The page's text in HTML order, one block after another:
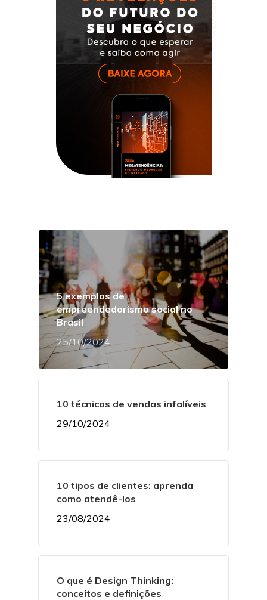
5 exemplos de
empreendedorismo social no
Brasil
25/10/2024
10 técnicas de vendas infalíveis
29/10/2024
10 tipos de clientes: aprenda
como atendê-los
23/08/2024
O que é Design Thinking:
conceitos e definições